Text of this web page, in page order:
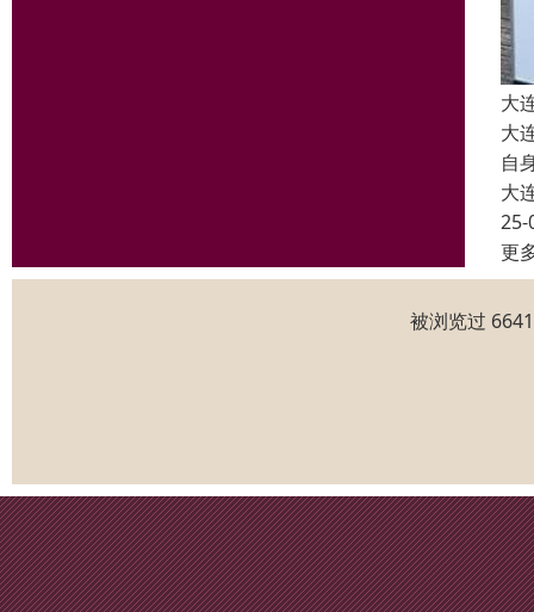
大
大
自
大
25-
更
被浏览过